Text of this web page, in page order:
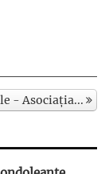
- Asociația...